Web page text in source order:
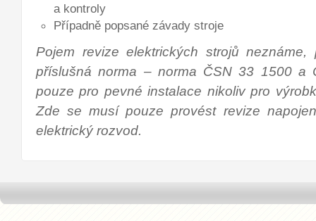
a kontroly
Případně popsané závady stroje
Pojem revize elektrických strojů
příslušná norma – norma ČSN 33 1500 a
pouze pro pevné instalace nikoliv pro
Zde se musí pouze provést revize
elektrický rozvod.